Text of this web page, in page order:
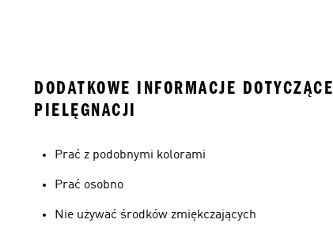
DODATKOWE INFORMACJE DOTYCZĄCE
PIELĘGNACJI
Prać z podobnymi kolorami
Prać osobno
Nie używać środków zmiękczających